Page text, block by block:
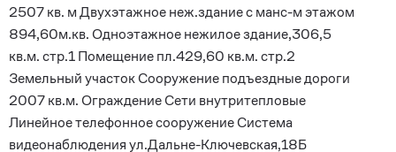
2507 кв. м Двухэтажное неж.здание с манс-м этажом
894,60м.кв. Одноэтажное нежилое здание,306,5
кв.м. стр.1 Помещение пл.429,60 кв.м. стр.2
Земельный участок Сооружение подъездные дороги
2007 кв.м. Ограждение Сети внутритепловые
Линейное телефонное сооружение Система
видеонаблюдения ул.Дальне-Ключевская,18Б